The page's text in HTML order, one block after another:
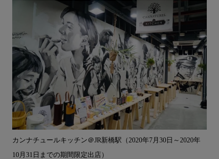
カンナチュールキッチン＠JR新橋駅（2020年7月30日～2020年
10月31日までの期間限定出店）